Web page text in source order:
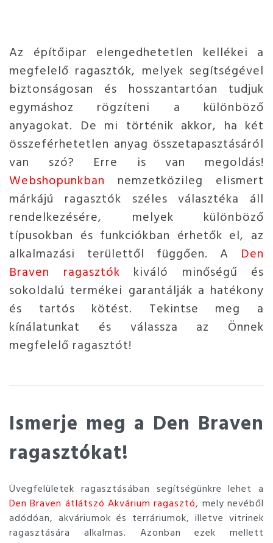
Az építőipar elengedhetetlen kellékei a
megfelelő ragasztók, melyek segítségével
biztonságosan és hosszantartóan tudjuk
egymáshoz rögzíteni a különböző
anyagokat. De mi történik akkor, ha két
összeférhetetlen anyag összetapasztásáról
van szó? Erre is van megoldás!
Webshopunkban nemzetközileg elismert
márkájú ragasztók széles választéka áll
rendelkezésére, melyek különböző
típusokban és funkciókban érhetők el, az
alkalmazási területtől függően. A Den
Braven ragasztók kiváló minőségű és
sokoldalú termékei garantálják a hatékony
és tartós kötést. Tekintse meg a
kínálatunkat és válassza az Önnek
megfelelő ragasztót!
Ismerje meg a Den Braven
ragasztókat!
Üvegfelületek ragasztásában segítségünkre lehet a
Den Braven átlátszó Akvárium ragasztó, mely nevéből
adódóan, akváriumok és terráriumok, illetve vitrinek
ragasztására alkalmas. Azonban ezek mellett